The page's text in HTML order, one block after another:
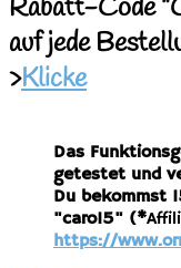
Rabatt-Code
auf jede
>Klicke
Das
getestet und
Du bekommst
"caro15" (*
https://